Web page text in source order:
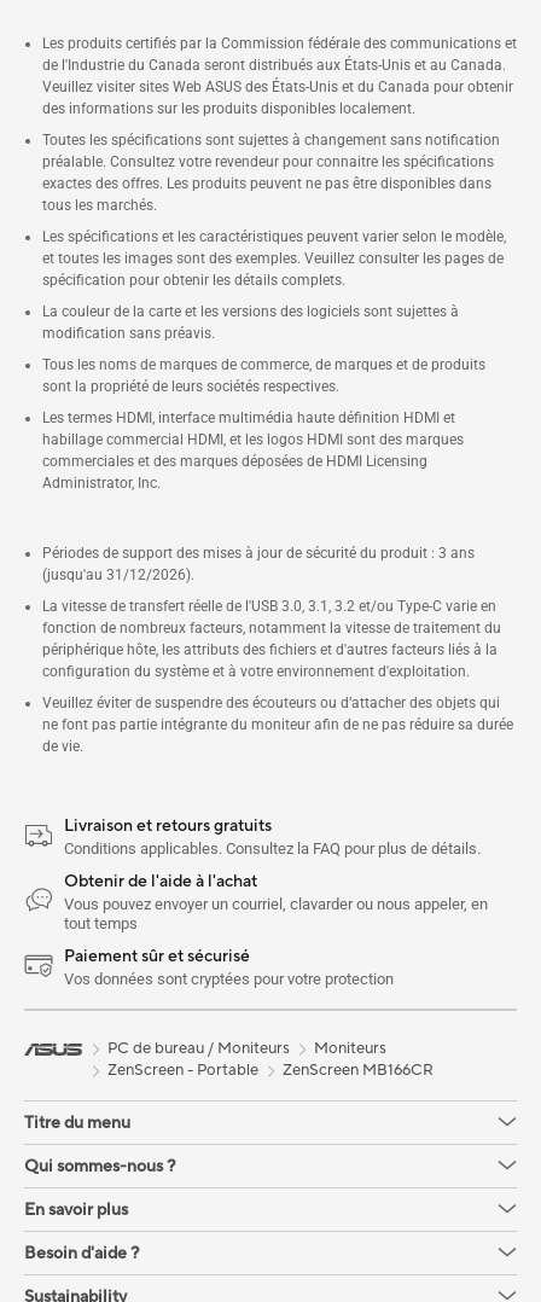
Les produits certifiés par la Commission fédérale des communications et
de l'Industrie du Canada seront distribués aux États-Unis et au Canada.
Veuillez visiter sites Web ASUS des États-Unis et du Canada pour obtenir
des informations sur les produits disponibles localement.
Toutes les spécifications sont sujettes à changement sans notification
préalable. Consultez votre revendeur pour connaitre les spécifications
exactes des offres. Les produits peuvent ne pas être disponibles dans
tous les marchés.
Les spécifications et les caractéristiques peuvent varier selon le modèle,
et toutes les images sont des exemples. Veuillez consulter les pages de
spécification pour obtenir les détails complets.
La couleur de la carte et les versions des logiciels sont sujettes à
modification sans préavis.
Tous les noms de marques de commerce, de marques et de produits
sont la propriété de leurs sociétés respectives.
Les termes HDMI, interface multimédia haute définition HDMI et
habillage commercial HDMI, et les logos HDMI sont des marques
commerciales et des marques déposées de HDMI Licensing
Administrator, Inc.
Périodes de support des mises à jour de sécurité du produit : 3 ans
(jusqu'au 31/12/2026).
La vitesse de transfert réelle de l'USB 3.0, 3.1, 3.2 et/ou Type-C varie en
fonction de nombreux facteurs, notamment la vitesse de traitement du
périphérique hôte, les attributs des fichiers et d'autres facteurs liés à la
configuration du système et à votre environnement d'exploitation.
Veuillez éviter de suspendre des écouteurs ou d’attacher des objets qui
ne font pas partie intégrante du moniteur afin de ne pas réduire sa durée
de vie.
Livraison et retours gratuits
Conditions applicables. Consultez la FAQ pour plus de détails.
Obtenir de l'aide à l'achat
Vous pouvez envoyer un courriel, clavarder ou nous appeler, en
tout temps
Paiement sûr et sécurisé
Vos données sont cryptées pour votre protection
PC de bureau / Moniteurs
Moniteurs
ZenScreen - Portable
ZenScreen MB166CR
Titre du menu
Qui sommes-nous ?
En savoir plus
Besoin d'aide ?
Sustainability